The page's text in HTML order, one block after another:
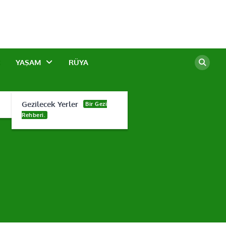
YAŞAM
Gezilecek Yerler
Bir Gezi
Rehberi.
RÜYA